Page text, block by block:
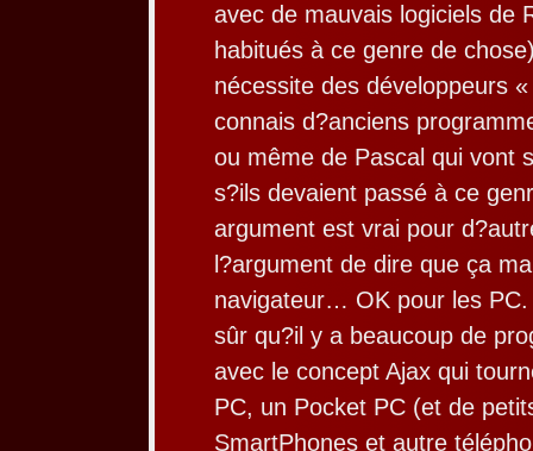
avec de mauvais logiciels de
habitués à ce genre de
nécessite des développeurs
connais d?anciens
ou même de Pascal qui vont
s?ils devaient passé à ce
argument est vrai pour
l?argument de dire que ça
navigateur… OK pour les
sûr qu?il y a beaucoup de
avec le concept Ajax qui
PC, un Pocket PC (et de
SmartPhones et autre